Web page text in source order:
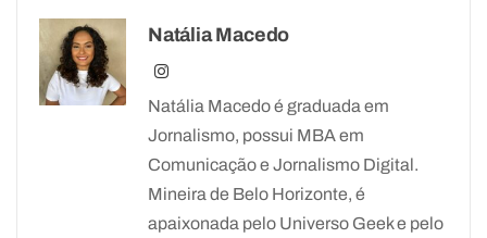
Natália Macedo
Natália Macedo é graduada em
Jornalismo, possui MBA em
Comunicação e Jornalismo Digital.
Mineira de Belo Horizonte, é
apaixonada pelo Universo Geek e pelo